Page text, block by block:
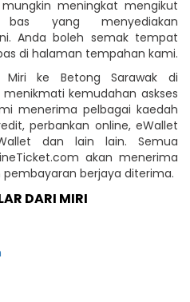
meningkat mengikut
bas yang menyediakan
Anda boleh semak tempat
di halaman tempahan kami.
ke Betong Sarawak di
kemudahan askses
menerima pelbagai kaedah
perbankan online, eWallet
dan lain lain. Semua
akan menerima
berjaya diterima.
DARI MIRI